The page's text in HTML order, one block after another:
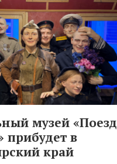
музей «Поезд
прибудет в
край